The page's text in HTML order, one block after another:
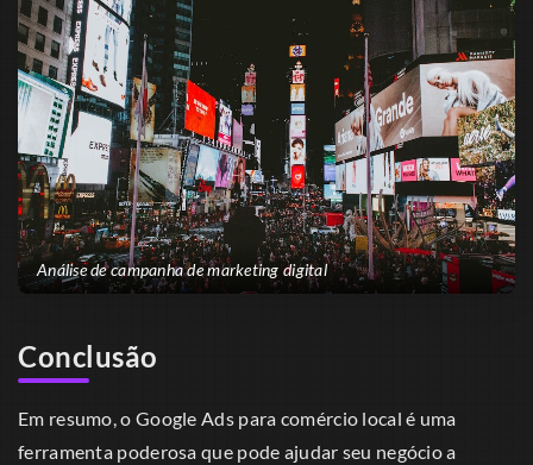
Análise de campanha de marketing digital
Conclusão
Em resumo, o Google Ads para comércio local é uma
ferramenta poderosa que pode ajudar seu negócio a